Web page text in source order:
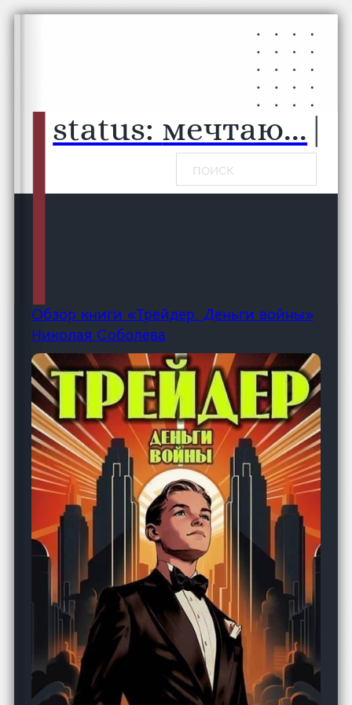
Перейти к основному содержанию
Перейти к нижнему колонтитулу
status: мечтаю... |
Поиск
Обзор книги «Трейдер. Деньги войны»
Николая Соболева